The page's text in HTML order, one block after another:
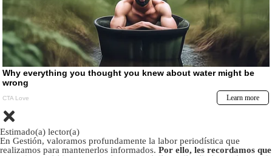
Estimado(a) lector(a)
En Gestión, valoramos profundamente la labor periodística que
realizamos para mantenerlos informados. Por ello, les recordamos que